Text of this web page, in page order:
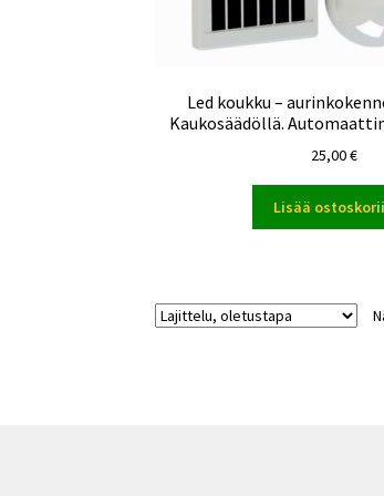
Led koukku –
Kaukosäädöllä.
25,00€
Lisää